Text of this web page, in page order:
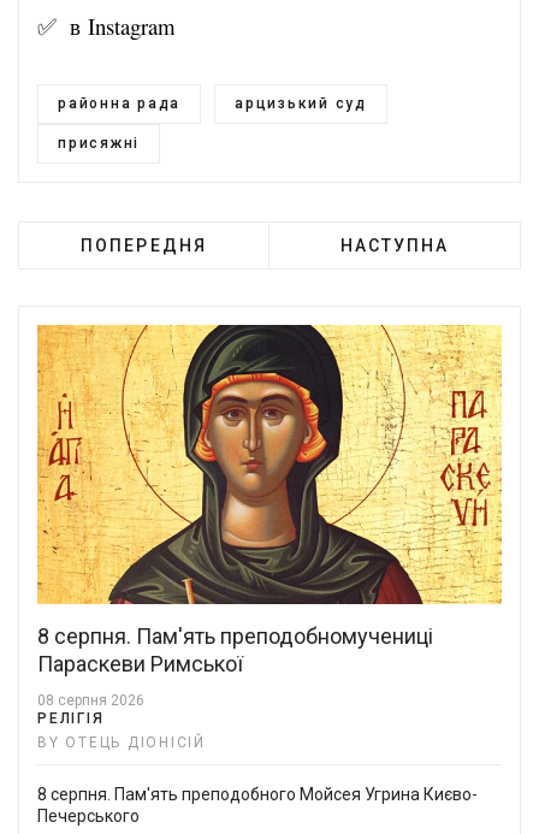
✅ в Instagram
районна рада арцизький суд
присяжні
ПОПЕРЕДНЯ НАСТУПНА
8 серпня. Пам'ять преподобномучениці
Параскеви Римської
08 серпня 2026
РЕЛІГІЯ
BY ОТЕЦЬ ДІОНІСІЙ
8 серпня. Пам'ять преподобного Мойсея Угрина Києво-
Печерського